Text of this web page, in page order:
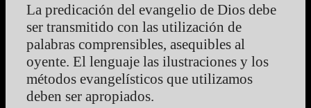
La predicación del evangelio de Dios debe
ser transmitido con las utilización de
palabras comprensibles, asequibles al
oyente. El lenguaje las ilustraciones y los
métodos evangelísticos que utilizamos
deben ser apropiados.